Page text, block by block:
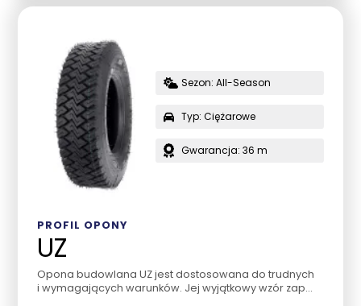
Sezon: All-Season
Typ: Ciężarowe
Gwarancja: 36 m
PROFIL OPONY
UZ
Opona budowlana UZ jest dostosowana do trudnych
i wymagających warunków. Jej wyjątkowy wzór zap...